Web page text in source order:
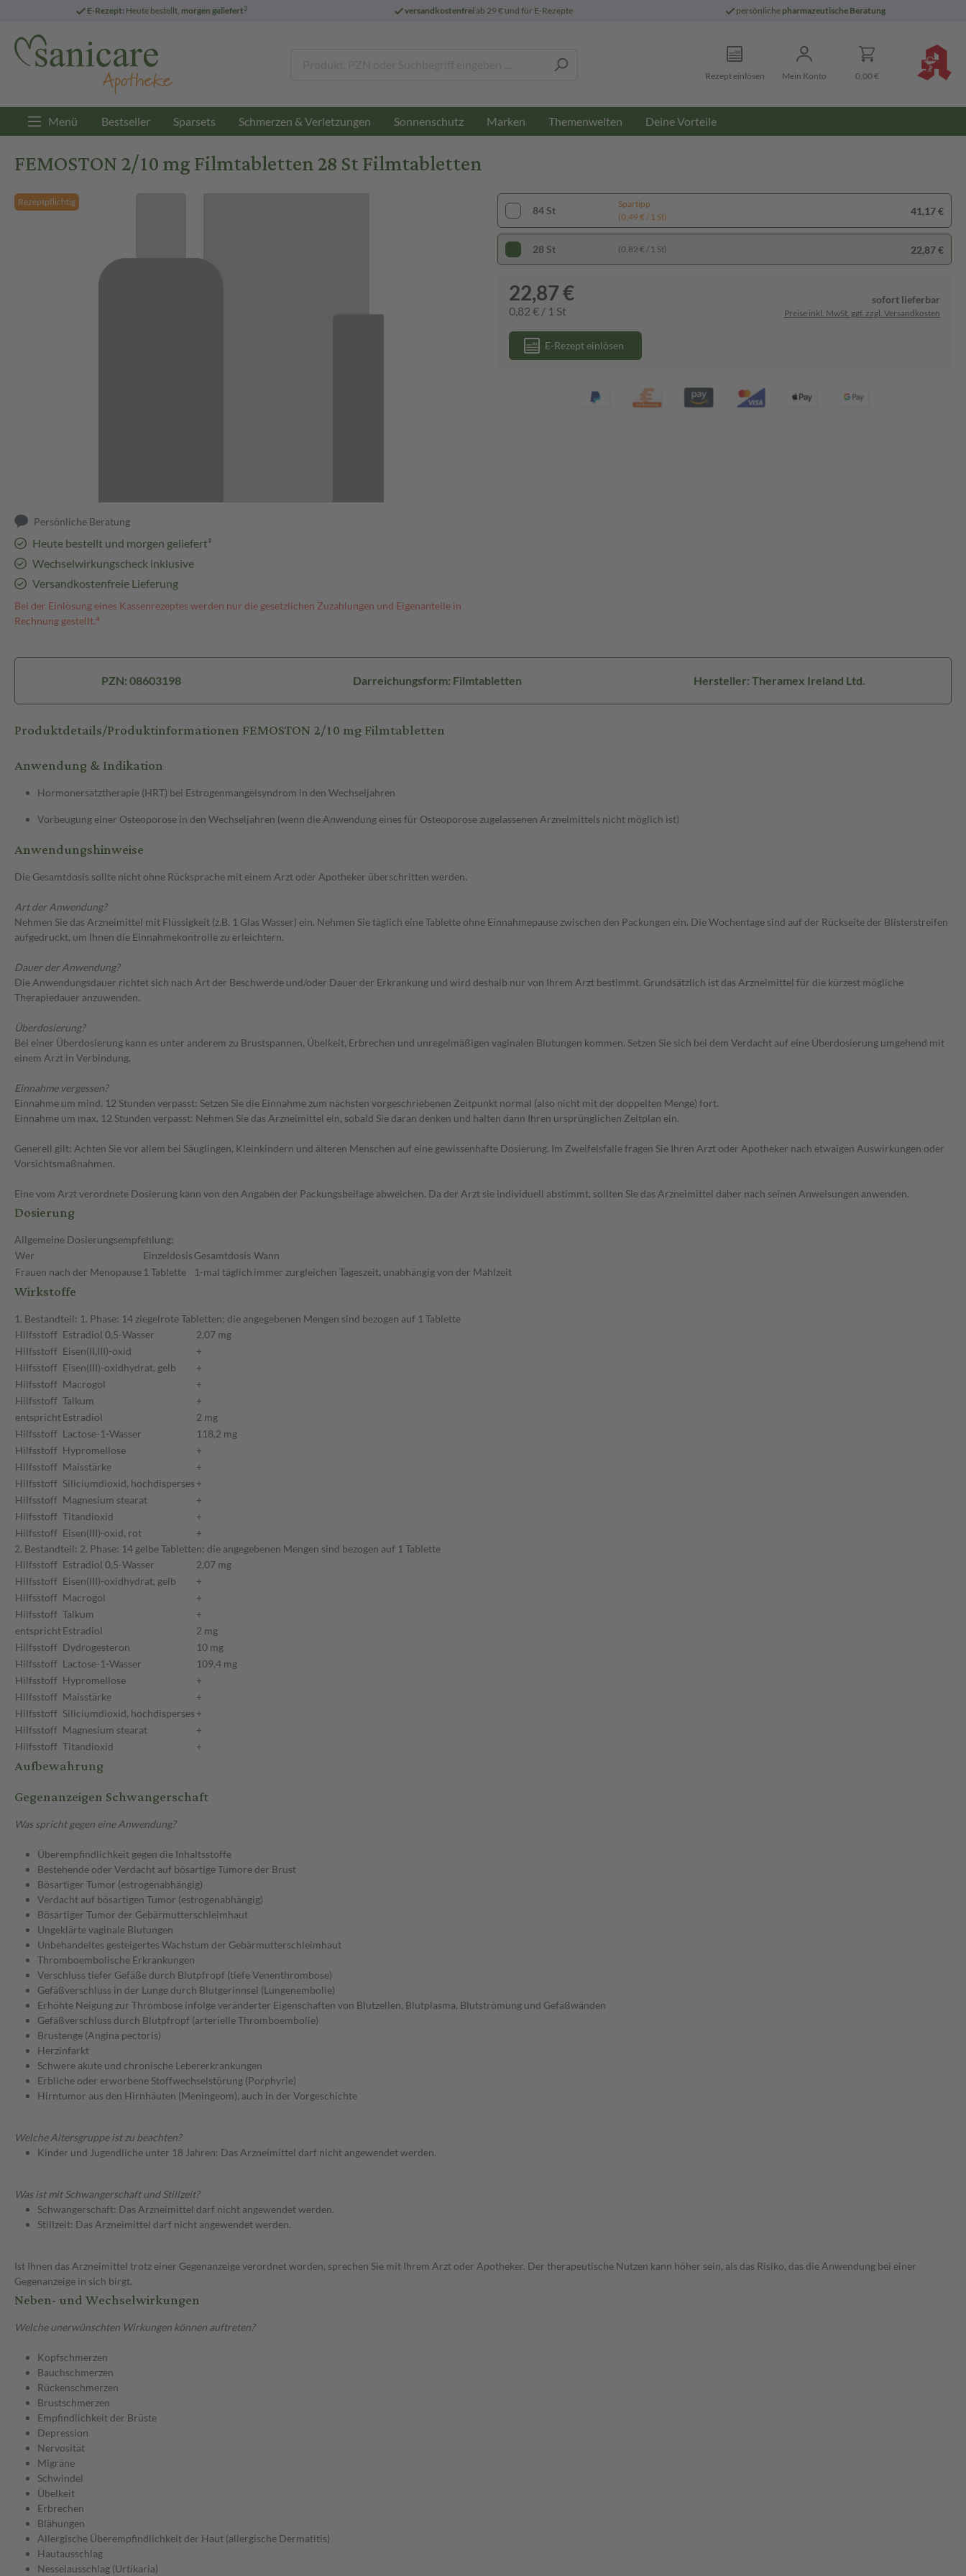
E-Rezept: Heute bestellt, morgen geliefert3 versandkostenfreiab 29 € und für E-Rezepte persönliche pharmazeutische Beratung
Rezept einlösen Mein Konto 0,00 €
Menü Bestseller Sparsets Schmerzen & Verletzungen Sonnenschutz Marken Themenwelten Deine Vorteile
FEMOSTON 2/10 mg Filmtabletten 28 St Filmtabletten
Rezeptpflichtig
Persönliche Beratung
Heute bestellt und morgen geliefert³
Wechselwirkungscheck inklusive
Versandkostenfreie Lieferung
Bei der Einlösung eines Kassenrezeptes werden nur die gesetzlichen Zuzahlungen und Eigenanteile in
Rechnung gestellt.⁴
84 St
Spartipp
(0,49 € / 1 St)
41,17 €
28 St (0,82 € / 1 St) 22,87 €
22,87 €
0,82 € / 1 St
sofort lieferbar
Preise inkl. MwSt. ggf. zzgl. Versandkosten
E-Rezept einlösen
PZN: 08603198 Darreichungsform: Filmtabletten Hersteller: Theramex Ireland Ltd.
Produktdetails/Produktinformationen FEMOSTON 2/10 mg Filmtabletten
Anwendung & Indikation
Hormonersatztherapie (HRT) bei Estrogenmangelsyndrom in den Wechseljahren
Vorbeugung einer Osteoporose in den Wechseljahren (wenn die Anwendung eines für Osteoporose zugelassenen Arzneimittels nicht möglich ist)
Anwendungshinweise
Die Gesamtdosis sollte nicht ohne Rücksprache mit einem Arzt oder Apotheker überschritten werden.
Art der Anwendung?
Nehmen Sie das Arzneimittel mit Flüssigkeit (z.B. 1 Glas Wasser) ein. Nehmen Sie täglich eine Tablette ohne Einnahmepause zwischen den Packungen ein. Die Wochentage sind auf der Rückseite der Blisterstreifen
aufgedruckt, um Ihnen die Einnahmekontrolle zu erleichtern.
Dauer der Anwendung?
Die Anwendungsdauer richtet sich nach Art der Beschwerde und/oder Dauer der Erkrankung und wird deshalb nur von Ihrem Arzt bestimmt. Grundsätzlich ist das Arzneimittel für die kürzest mögliche
Therapiedauer anzuwenden.
Überdosierung?
Bei einer Überdosierung kann es unter anderem zu Brustspannen, Übelkeit, Erbrechen und unregelmäßigen vaginalen Blutungen kommen. Setzen Sie sich bei dem Verdacht auf eine Überdosierung umgehend mit
einem Arzt in Verbindung.
Einnahme vergessen?
Einnahme um mind. 12 Stunden verpasst: Setzen Sie die Einnahme zum nächsten vorgeschriebenen Zeitpunkt normal (also nicht mit der doppelten Menge) fort.
Einnahme um max. 12 Stunden verpasst: Nehmen Sie das Arzneimittel ein, sobald Sie daran denken und halten dann Ihren ursprünglichen Zeitplan ein.
Generell gilt: Achten Sie vor allem bei Säuglingen, Kleinkindern und älteren Menschen auf eine gewissenhafte Dosierung. Im Zweifelsfalle fragen Sie Ihren Arzt oder Apotheker nach etwaigen Auswirkungen oder
Vorsichtsmaßnahmen.
Eine vom Arzt verordnete Dosierung kann von den Angaben der Packungsbeilage abweichen. Da der Arzt sie individuell abstimmt, sollten Sie das Arzneimittel daher nach seinen Anweisungen anwenden.
Dosierung
Allgemeine Dosierungsempfehlung:
Wer
Einzeldosis Gesamtdosis Wann
Frauen nach der Menopause 1 Tablette 1-mal täglich immer zurgleichen Tageszeit, unabhängig von der Mahlzeit
Wirkstoffe
1. Bestandteil: 1. Phase: 14 ziegelrote Tabletten; die angegebenen Mengen sind bezogen auf 1 Tablette
Hilfsstoff Estradiol 0,5-Wasser
2,07 mg
Hilfsstoff Eisen(II,III)-oxid
+
Hilfsstoff Eisen(III)-oxidhydrat, gelb
+
Hilfsstoff Macrogol
+
Hilfsstoff Talkum
+
entsprichtEstradiol
2 mg
Hilfsstoff Lactose-1-Wasser
118,2 mg
Hilfsstoff Hypromellose
+
Hilfsstoff Maisstärke
+
Hilfsstoff Siliciumdioxid, hochdisperses +
Hilfsstoff Magnesium stearat
+
Hilfsstoff Titandioxid
+
Hilfsstoff Eisen(III)-oxid, rot
+
2. Bestandteil: 2. Phase: 14 gelbe Tabletten; die angegebenen Mengen sind bezogen auf 1 Tablette
Hilfsstoff Estradiol 0,5-Wasser
2,07 mg
Hilfsstoff Eisen(III)-oxidhydrat, gelb
+
Hilfsstoff Macrogol
+
Hilfsstoff Talkum
+
entsprichtEstradiol
2 mg
Hilfsstoff Dydrogesteron
10 mg
Hilfsstoff Lactose-1-Wasser
109,4 mg
Hilfsstoff Hypromellose
+
Hilfsstoff Maisstärke
+
Hilfsstoff Siliciumdioxid, hochdisperses +
Hilfsstoff Magnesium stearat
+
Hilfsstoff Titandioxid +
Aufbewahrung
Gegenanzeigen Schwangerschaft
Was spricht gegen eine Anwendung?
Überempfindlichkeit gegen die Inhaltsstoffe
Bestehende oder Verdacht auf bösartige Tumore der Brust
Bösartiger Tumor (estrogenabhängig)
Verdacht auf bösartigen Tumor (estrogenabhängig)
Bösartiger Tumor der Gebärmutterschleimhaut
Ungeklärte vaginale Blutungen
Unbehandeltes gesteigertes Wachstum der Gebärmutterschleimhaut
Thromboembolische Erkrankungen
Verschluss tiefer Gefäße durch Blutpfropf (tiefe Venenthrombose)
Gefäßverschluss in der Lunge durch Blutgerinnsel (Lungenembolie)
Erhöhte Neigung zur Thrombose infolge veränderter Eigenschaften von Blutzellen, Blutplasma, Blutströmung und Gefäßwänden
Gefäßverschluss durch Blutpfropf (arterielle Thromboembolie)
Brustenge (Angina pectoris)
Herzinfarkt
Schwere akute und chronische Lebererkrankungen
Erbliche oder erworbene Stoffwechselstörung (Porphyrie)
Hirntumor aus den Hirnhäuten (Meningeom), auch in der Vorgeschichte
Welche Altersgruppe ist zu beachten?
Kinder und Jugendliche unter 18 Jahren: Das Arzneimittel darf nicht angewendet werden.
Was ist mit Schwangerschaft und Stillzeit?
Schwangerschaft: Das Arzneimittel darf nicht angewendet werden.
Stillzeit: Das Arzneimittel darf nicht angewendet werden.
Ist Ihnen das Arzneimittel trotz einer Gegenanzeige verordnet worden, sprechen Sie mit Ihrem Arzt oder Apotheker. Der therapeutische Nutzen kann höher sein, als das Risiko, das die Anwendung bei einer
Gegenanzeige in sich birgt.
Neben- und Wechselwirkungen
Welche unerwünschten Wirkungen können auftreten?
Kopfschmerzen
Bauchschmerzen
Rückenschmerzen
Brustschmerzen
Empfindlichkeit der Brüste
Depression
Nervosität
Migräne
Schwindel
Übelkeit
Erbrechen
Blähungen
Allergische Überempfindlichkeit der Haut (allergische Dermatitis)
Hautausschlag
Nesselausschlag (Urtikaria)